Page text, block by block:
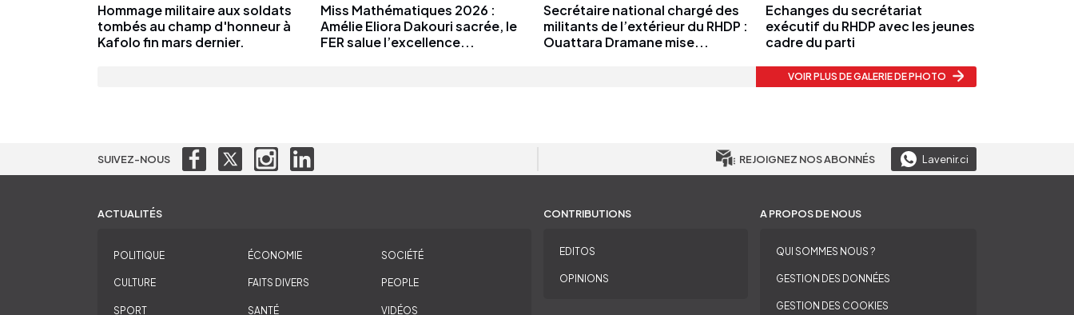
Hommage militaire aux soldats
tombés au champ d'honneur à
Kafolo fin mars dernier.
Miss Mathématiques 2026 :
Amélie Eliora Dakouri sacrée, le
FER salue l’excellence...
Secrétaire national chargé des
militants de l’extérieur du RHDP :
Ouattara Dramane mise...
Echanges du secrétariat
exécutif du RHDP avec les jeunes
cadre du parti
VOIR PLUS DE GALERIE DE PHOTO
SUIVEZ-NOUS REJOIGNEZ NOS ABONNÉS Lavenir.ci
ACTUALITÉS
POLITIQUE ÉCONOMIE SOCIÉTÉ
CULTURE FAITS DIVERS PEOPLE
SPORT SANTÉ VIDÉOS
CONTRIBUTIONS
EDITOS
OPINIONS
A PROPOS DE NOUS
QUI SOMMES NOUS ?
GESTION DES DONNÉES
GESTION DES COOKIES